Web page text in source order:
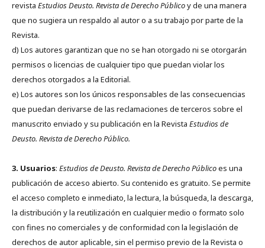
revista Estudios Deusto. Revista de Derecho Públicoy de una manera
que no sugiera un respaldo al autor o a su trabajo por parte de la
Revista.
d) Los autores garantizan que no se han otorgado ni se otorgarán
permisos o licencias de cualquier tipo que puedan violar los
derechos otorgados a la Editorial.
e) Los autores son los únicos responsables de las consecuencias
que puedan derivarse de las reclamaciones de terceros sobre el
manuscrito enviado y su publicación en la Revista Estudios de
Deusto. Revista de Derecho Público.
3. Usuarios: Estudios de Deusto. Revista de Derecho Públicoes una
publicación de acceso abierto. Su contenido es gratuito. Se permite
el acceso completo e inmediato, la lectura, la búsqueda, la descarga,
la distribución y la reutilización en cualquier medio o formato solo
con fines no comerciales y de conformidad con la legislación de
derechos de autor aplicable, sin el permiso previo de la Revista o